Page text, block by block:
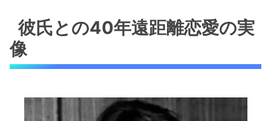
彼氏との40年遠距離恋愛の実
像